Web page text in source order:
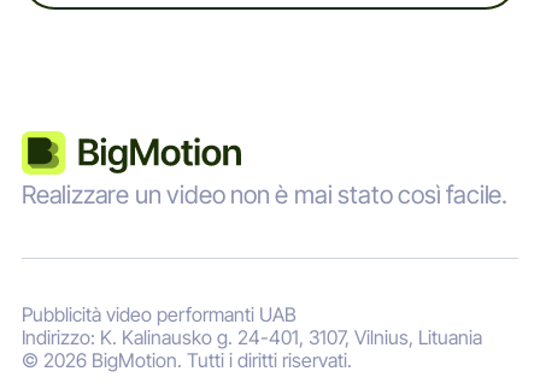
Realizzare un video non è mai stato così facile.
Pubblicità video performanti UAB
Indirizzo: K. Kalinausko g. 24-401, 3107, Vilnius, Lituania
© 2026 BigMotion. Tutti i diritti riservati.